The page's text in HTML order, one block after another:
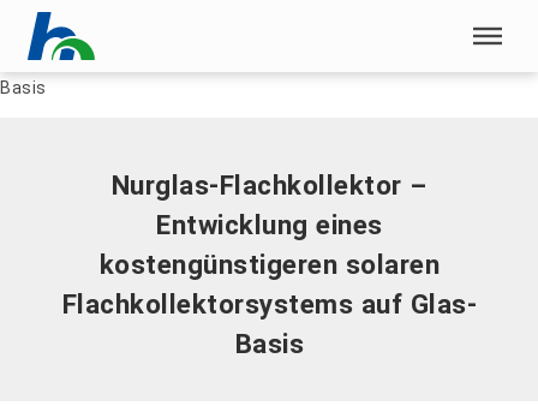
Menü überspringen
Menü überspringen
Home|Nurglas-Flachkollektor – Entwicklung eines
kostengünstigeren solaren Flachkollektorsystems auf Glas-
Basis
Nurglas-Flachkollektor –
Entwicklung eines
kostengünstigeren solaren
Flachkollektorsystems auf Glas-
Basis